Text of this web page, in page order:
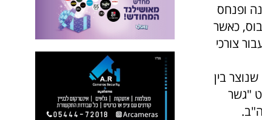
ופנחס
כאשר
צורכי
בין
"גשר